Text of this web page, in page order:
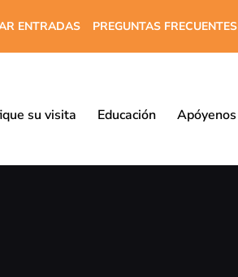
ENTRADAS PREGUNTAS FRECUENTES
su visita Educación Apóyenos